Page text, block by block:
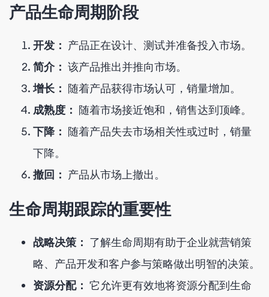
产品生命周期阶段
开发： 产品正在设计、测试并准备投入市场。
简介： 该产品推出并推向市场。
增长： 随着产品获得市场认可，销量增加。
成熟度： 随着市场接近饱和，销售达到顶峰。
下降： 随着产品失去市场相关性或过时，销量
下降。
撤回： 产品从市场上撤出。
生命周期跟踪的重要性
战略决策： 了解生命周期有助于企业就营销策
略、产品开发和客户参与策略做出明智的决策。
资源分配： 它允许更有效地将资源分配到生命